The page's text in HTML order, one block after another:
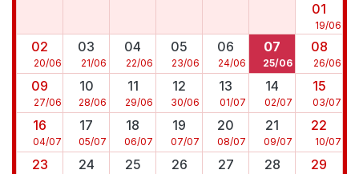
01
19/06
02
20/06
03
21/06
04
22/06
05
23/06
06
24/06
07
25/06
08
26/06
09
27/06
10
28/06
11
29/06
12
30/06
13
01/07
14
02/07
15
03/07
16
04/07
17
05/07
18
06/07
19
07/07
20
08/07
21
09/07
22
10/07
23 24 25 26 27 28 29